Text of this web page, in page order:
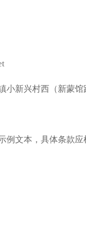
小新兴村西（新蒙馆
例文本，具体条款